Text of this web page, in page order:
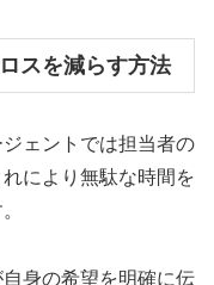
スを減らす方法
ェントでは担当者の
により無駄な時間を
身の希望を明確に伝